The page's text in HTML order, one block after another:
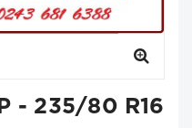
- 235/80 R16